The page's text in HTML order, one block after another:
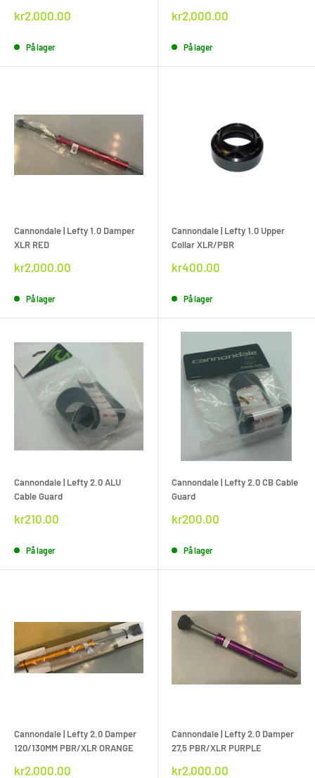
Rabat
kr2,000.00
På lager
Rabat
kr2,000.00
På lager
Cannondale | Lefty 1.0 Damper
XLR RED
Rabat
kr2,000.00
På lager
Cannondale | Lefty 1.0 Upper
Collar XLR/PBR
Rabat
kr400.00
På lager
Cannondale | Lefty 2.0 ALU
Cable Guard
Rabat
kr210.00
På lager
Cannondale | Lefty 2.0 CB Cable
Guard
Rabat
kr200.00
På lager
Cannondale | Lefty 2.0 Damper
120/130MM PBR/XLR ORANGE
Rabat
kr2,000.00
Cannondale | Lefty 2.0 Damper
27,5 PBR/XLR PURPLE
Rabat
kr2,000.00